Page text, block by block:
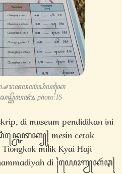
photo:IS
di museum pendidikan ini
mesin cetak
milik Kyai Haji
di ꧌ꦪꦺꦴꦒꦾꦏꦂꦡ꧍